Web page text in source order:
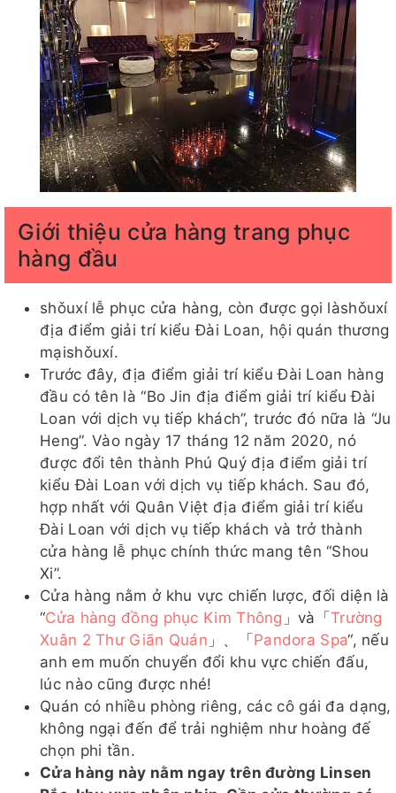
Giới thiệu cửa hàng trang phục
hàng đầu
shǒuxí lễ phục cửa hàng, còn được gọi làshǒuxí
địa điểm giải trí kiểu Đài Loan, hội quán thương
mạishǒuxí.
Trước đây, địa điểm giải trí kiểu Đài Loan hàng
đầu có tên là “Bo Jin địa điểm giải trí kiểu Đài
Loan với dịch vụ tiếp khách”, trước đó nữa là “Ju
Heng”. Vào ngày 17 tháng 12 năm 2020, nó
được đổi tên thành Phú Quý địa điểm giải trí
kiểu Đài Loan với dịch vụ tiếp khách. Sau đó,
hợp nhất với Quân Việt địa điểm giải trí kiểu
Đài Loan với dịch vụ tiếp khách và trở thành
cửa hàng lễ phục chính thức mang tên “Shou
Xi”.
Cửa hàng nằm ở khu vực chiến lược, đối diện là
“Cửa hàng đồng phục Kim Thông 」và「 Trường
Xuân 2 Thư Giãn Quán 」、「 Pandora Spa“, nếu
anh em muốn chuyển đổi khu vực chiến đấu,
lúc nào cũng được nhé!
Quán có nhiều phòng riêng, các cô gái đa dạng,
không ngại đến để trải nghiệm như hoàng đế
chọn phi tần.
Cửa hàng này nằm ngay trên đường Linsen